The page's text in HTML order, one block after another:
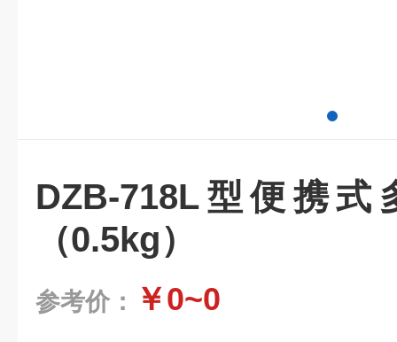
DZB-718L型便携
（0.5kg）
参考价： ￥0~0